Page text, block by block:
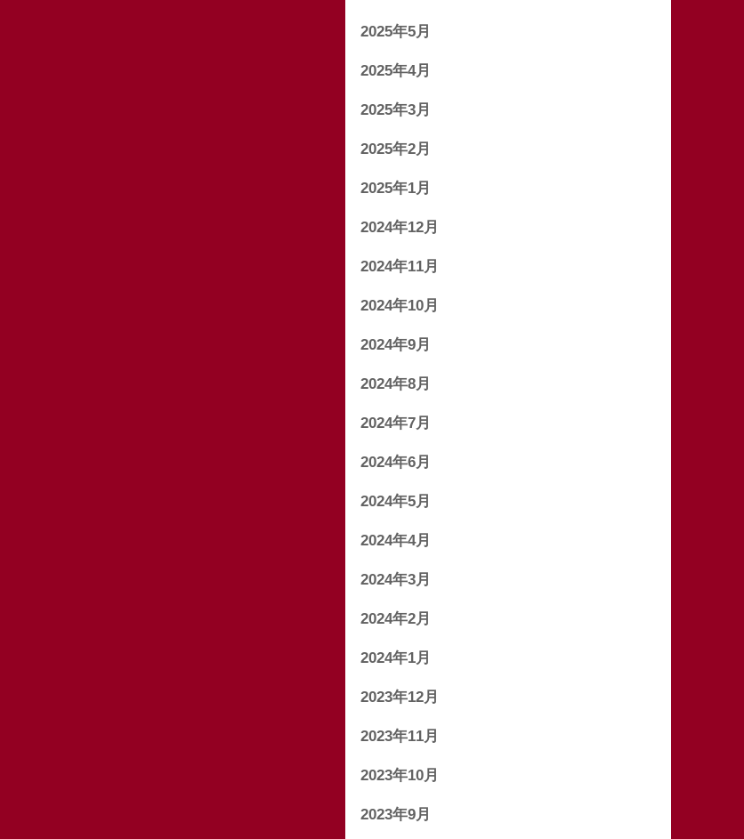
2025年5月
2025年4月
2025年3月
2025年2月
2025年1月
2024年12月
2024年11月
2024年10月
2024年9月
2024年8月
2024年7月
2024年6月
2024年5月
2024年4月
2024年3月
2024年2月
2024年1月
2023年12月
2023年11月
2023年10月
2023年9月